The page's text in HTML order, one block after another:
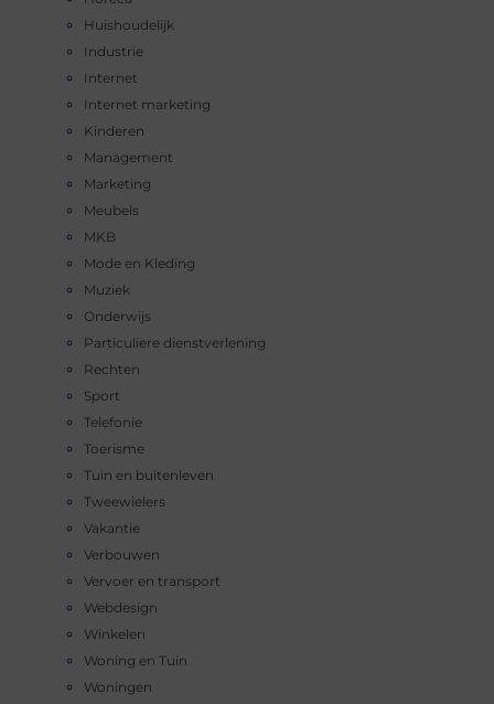
Huishoudelijk
Industrie
Internet
Internet marketing
Kinderen
Management
Marketing
Meubels
MKB
Mode en Kleding
Muziek
Onderwijs
Particuliere dienstverlening
Rechten
Sport
Telefonie
Toerisme
Tuin en buitenleven
Tweewielers
Vakantie
Verbouwen
Vervoer en transport
Webdesign
Winkelen
Woning en Tuin
Woningen